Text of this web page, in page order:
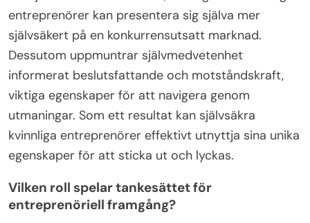
entreprenörer kan presentera sig själva mer
självsäkert på en konkurrensutsatt marknad.
Dessutom uppmuntrar självmedvetenhet
informerat beslutsfattande och motståndskraft,
viktiga egenskaper för att navigera genom
utmaningar. Som ett resultat kan självsäkra
kvinnliga entreprenörer effektivt utnyttja sina unika
egenskaper för att sticka ut och lyckas.
Vilken roll spelar tankesättet för
entreprenöriell framgång?